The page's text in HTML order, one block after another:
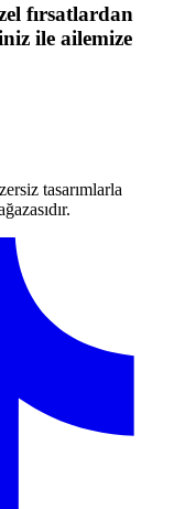
fırsatlardan
ile ailemize
tasarımlarla